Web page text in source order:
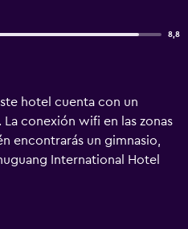
8,8
hotel cuenta con un
conexión wifi en las zonas
encontrarás un gimnasio,
International Hotel
con minibar y caja fuerte.
canales por cable. Los